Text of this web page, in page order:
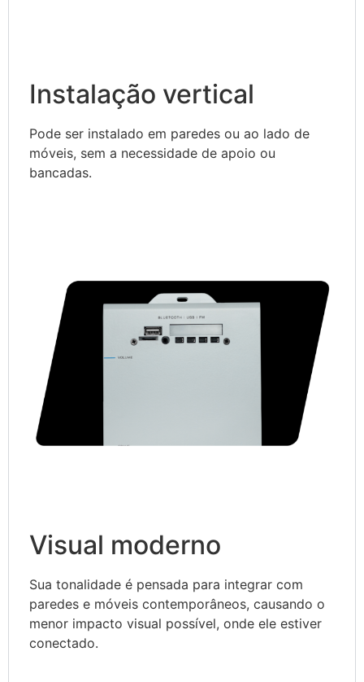
Instalação vertical
Pode ser instalado em paredes ou ao lado de
móveis, sem a necessidade de apoio ou
bancadas.
Visual moderno
Sua tonalidade é pensada para integrar com
paredes e móveis contemporâneos, causando o
menor impacto visual possível, onde ele estiver
conectado.